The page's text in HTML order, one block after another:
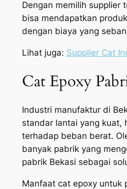
Dengan memilih supplier
bisa mendapatkan
dengan biaya yang
Lihat juga: Supplier Cat
Cat Epoxy
Industri manufaktur di
standar lantai yang kuat,
terhadap beban berat.
banyak pabrik yang
pabrik Bekasi sebagai
Manfaat cat epoxy untuk